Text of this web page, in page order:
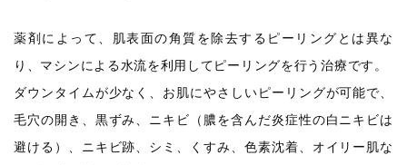
薬剤によって、肌表面の角質を除去するピーリングとは異な
り、マシンによる水流を利用してピーリングを行う治療です。
ダウンタイムが少なく、お肌にやさしいピーリングが可能で、
毛穴の開き、黒ずみ、ニキビ（膿を含んだ炎症性の白ニキビは
避ける）、ニキビ跡、シミ、くすみ、色素沈着、オイリー肌な